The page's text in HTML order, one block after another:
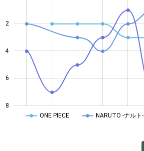
4
2
4
6
8
ONE PIECE NARUTO -ナルト-